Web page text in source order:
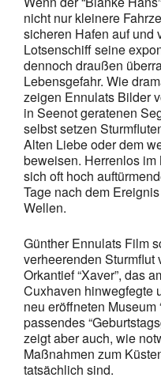
nicht nur kleinere
sicheren Hafen auf und
Lotsenschiff seine
dennoch draußen
Lebensgefahr. Wie
zeigen Ennulats Bilder
in Seenot geratenen
selbst setzen
Alten Liebe oder dem
beweisen. Herrenlos
sich oft hoch
Tage nach dem
Wellen.
Günther Ennulats Film
verheerenden Sturmflut
Orkantief “Xaver”, das
Cuxhaven hinwegfegte
neu eröffneten Museum
passendes
zeigt aber auch, wie
Maßnahmen zum
tatsächlich sind.